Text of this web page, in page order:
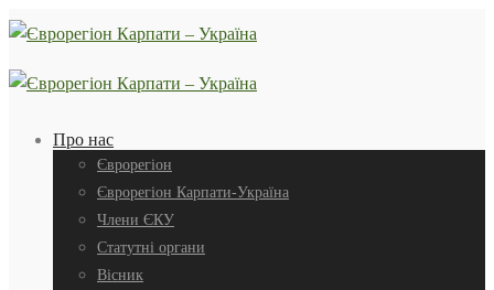
Про нас
Єврорегіон
Єврорегіон Карпати-Україна
Члени ЄКУ
Статутні органи
Вісник